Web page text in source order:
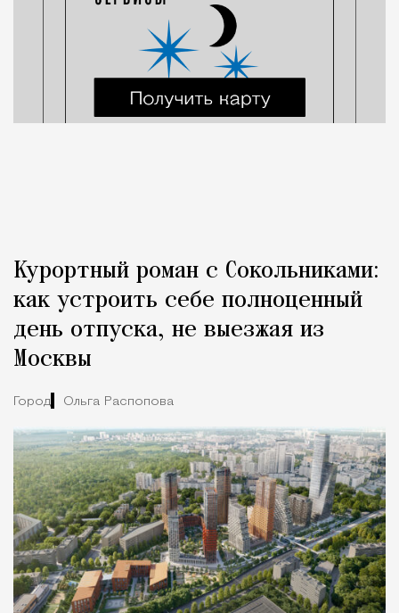
Курортный роман с Сокольниками:
как устроить себе полноценный
день отпуска, не выезжая из
Москвы
Город Ольга Распопова